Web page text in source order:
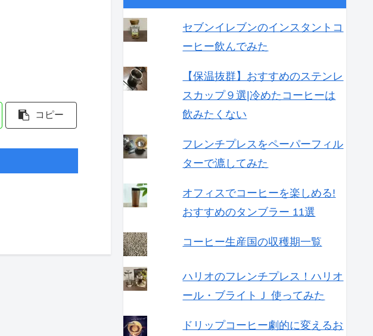
コピー
セブンイレブンのインスタントコ
ーヒー飲んでみた
【保温抜群】おすすめのステンレ
スカップ９選|冷めたコーヒーは
飲みたくない
フレンチプレスをペーパーフィル
ターで漉してみた
オフィスでコーヒーを楽しめる!
おすすめのタンブラー 11選
コーヒー生産国の収穫期一覧
ハリオのフレンチプレス！ハリオ
ール・ブライトＪ 使ってみた
ドリップコーヒー劇的に変えるお